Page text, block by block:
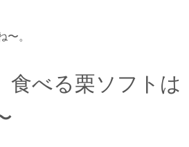
〜。
食べる栗ソフトは